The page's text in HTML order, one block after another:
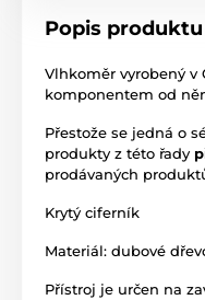
Popis produktu
Vlhkoměr vyrobený v
komponentem od
Přestože se jedná o
produkty z této řady
prodávaných
Krytý ciferník
Materiál: dubové
Přístroj je určen na